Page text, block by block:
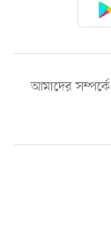
আমাদের সম্পর্কে